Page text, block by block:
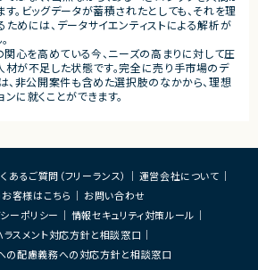
■その他補足
・複数ベンダーによる混成チ
・全体約100名規模の大型プ
。ビッグデータが蓄積されたとしても、それを理
めには、データサイエンティストによる解析が
心を高めている今、ニーズの高まりに対して圧
が不足した状態です。完全に売り手市場のデ
、非公開案件も含めた選択肢のなかから、理想
に就くことができます。
あるご質問（フリーランス）
運営会社について
客様はこちら
お問い合わせ
ーポリシー
情報セキュリティ対策ルール
スメント対応方針と相談窓口
の配慮義務への対応方針と相談窓口